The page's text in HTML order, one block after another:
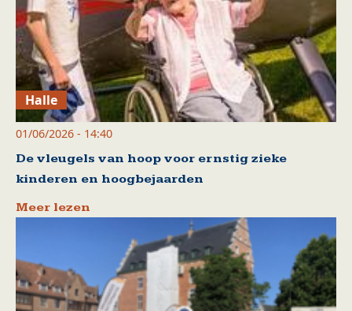
Halle
01/06/2026 - 14:40
De vleugels van hoop voor ernstig zieke
kinderen en hoogbejaarden
Meer lezen